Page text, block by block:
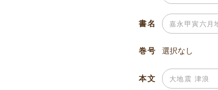
書名
巻号
本文